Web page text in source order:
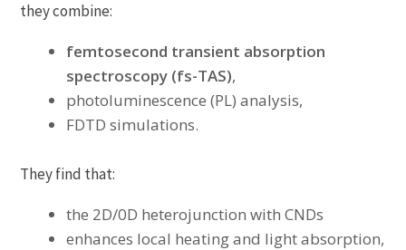
they combine:
femtosecond transient absorption
spectroscopy (fs-TAS),
photoluminescence (PL) analysis,
FDTD simulations.
They find that:
the 2D/0D heterojunction with CNDs
enhances local heating and light absorption,